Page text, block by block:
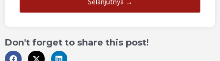
Don't forget to share this post!